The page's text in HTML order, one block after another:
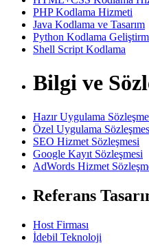
PHP Kodlama Hizmeti
Java Kodlama ve Tasarım
Python Kodlama
Shell Script Kodlama
Bilgi ve
Hazır Uygulama
Özel Uygulama
SEO Hizmet Sözleşmesi
Google Kayıt Sözleşmesi
AdWords Hizmet
Referans
Host Firması
İdebil Teknoloji